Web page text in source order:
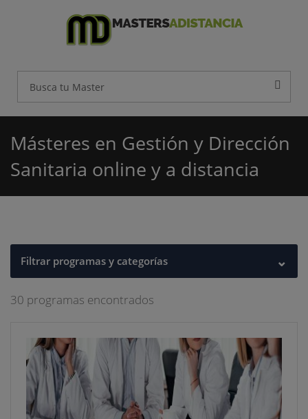
Másteres en Gestión y Dirección
Sanitaria online y a distancia
Filtrar programas y categorías ⌄
30 programas encontrados